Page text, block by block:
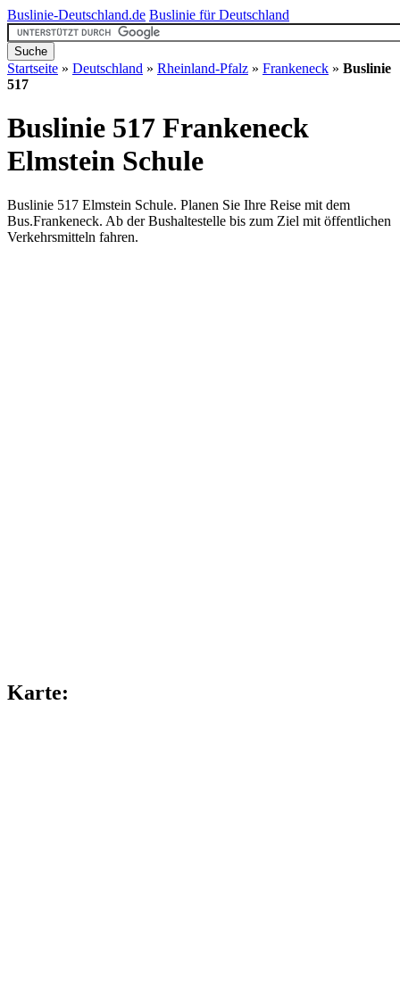
Buslinie-Deutschland.de Buslinie für Deutschland
Startseite » Deutschland » Rheinland-Pfalz » Frankeneck » Buslinie
517
Buslinie 517 Frankeneck
Elmstein Schule
Buslinie 517 Elmstein Schule. Planen Sie Ihre Reise mit dem
Bus.Frankeneck. Ab der Bushaltestelle bis zum Ziel mit öffentlichen
Verkehrsmitteln fahren.
Karte: